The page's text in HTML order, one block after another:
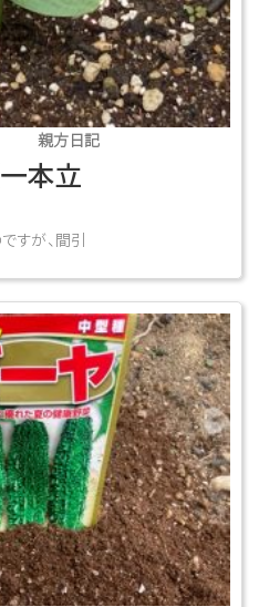
親方日記
一本立
が、間引